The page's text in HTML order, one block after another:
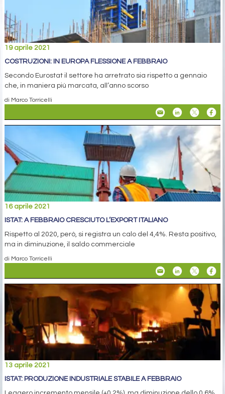
19 aprile 2021
COSTRUZIONI: IN EUROPA FLESSIONE A FEBBRAIO
Secondo Eurostat il settore ha arretrato sia rispetto a gennaio
che, in maniera più marcata, all’anno scorso
di Marco Torricelli
16 aprile 2021
ISTAT: A FEBBRAIO CRESCIUTO L’EXPORT ITALIANO
Rispetto al 2020, però, si registra un calo del 4,4%. Resta positivo,
ma in diminuzione, il saldo commerciale
di Marco Torricelli
13 aprile 2021
ISTAT: PRODUZIONE INDUSTRIALE STABILE A FEBBRAIO